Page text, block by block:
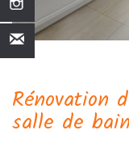
Rénovation
salle de